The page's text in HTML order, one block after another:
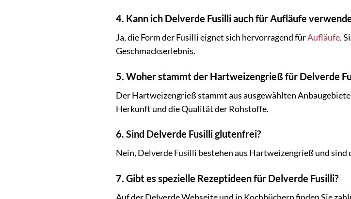
4. Kann ich Delverde Fusilli auch für Aufläufe
Ja, die Form der Fusilli eignet sich hervorragend fürAufläufe.
Geschmackserlebnis.
5. Woher stammt der Hartweizengrieß für Delverde
Der Hartweizengrieß stammt aus ausgewählten
Herkunft und die Qualität der Rohstoffe.
6. Sind Delverde Fusilli glutenfrei?
Nein, Delverde Fusilli bestehen aus Hartweizengrieß und
7. Gibt es spezielle Rezeptideen für Delverde Fusilli?